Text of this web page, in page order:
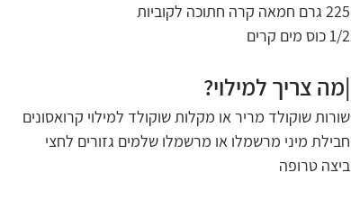
225 גרם חמאה קרה חתוכה לקוביות
1/2 כוס מים קרים
|מה צריך למילוי?
שורות שוקולד מריר או מקלות שוקולד למילוי קרואסונים
חבילת מיני מרשמלו או מרשמלו שלמים גזורים לחצי
ביצה טרופה